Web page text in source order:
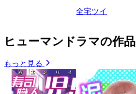
全宅ツイ
ヒューマンドラマの作品
もっと見る